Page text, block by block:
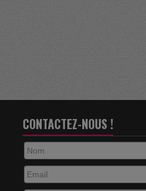
CONTACTEZ-NOUS !